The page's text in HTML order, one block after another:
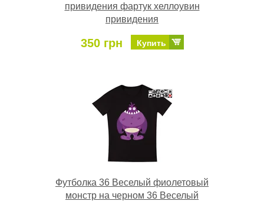
привидения фартук хеллоувин
привидения
350 грн Купить
Футболка 36 Веселый фиолетовый
монстр на черном 36 Веселый